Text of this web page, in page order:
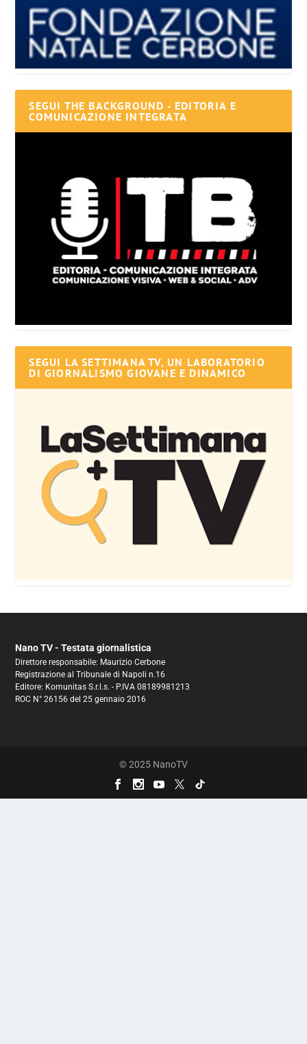
SEGUI THE BACKGROUND - EDITORIA E
COMUNICAZIONE INTEGRATA
SEGUI LA SETTIMANA TV, UN LABORATORIO
DI GIORNALISMO GIOVANE E DINAMICO
Nano TV - Testata giornalistica
Direttore responsabile: Maurizio Cerbone
Registrazione al Tribunale di Napoli n.16
Editore: Komunitas S.r.l.s. - P.IVA 08189981213
ROC N° 26156 del 25 gennaio 2016
© 2025 NanoTV